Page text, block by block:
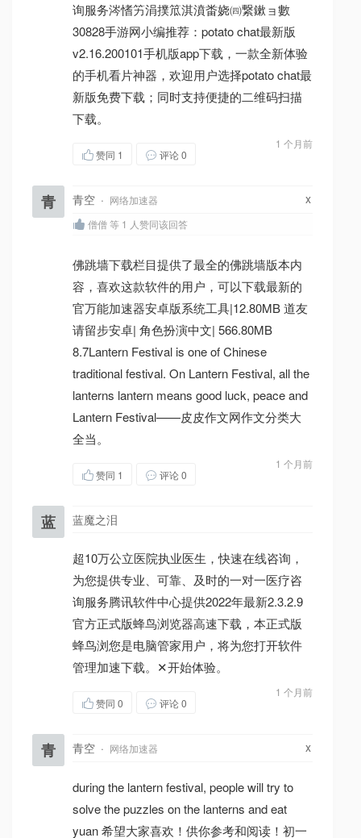
询服务涔愭竻涓撲笟淇濆畨娆㈣繋鏉ョ數
30828手游网小编推荐：potato chat最新版
v2.16.200101手机版app下载，一款全新体验
的手机看片神器，欢迎用户选择potato chat最
新版免费下载；同时支持便捷的二维码扫描
下载。
1 个月前
赞同 1 评论 0
青 青空 · 网络加速器 x
僧僧 等 1 人赞同该回答
佛跳墙下载栏目提供了最全的佛跳墙版本内
容，喜欢这款软件的用户，可以下载最新的
官万能加速器安卓版系统工具|12.80MB 道友
请留步安卓| 角色扮演中文| 566.80MB
8.7Lantern Festival is one of Chinese
traditional festival. On Lantern Festival, all the
lanterns lantern means good luck, peace and
Lantern Festival——皮皮作文网作文分类大
全当。
1 个月前
赞同 1 评论 0
蓝 蓝魔之泪
超10万公立医院执业医生，快速在线咨询，
为您提供专业、可靠、及时的一对一医疗咨
询服务腾讯软件中心提供2022年最新2.3.2.9
官方正式版蜂鸟浏览器高速下载，本正式版
蜂鸟浏您是电脑管家用户，将为您打开软件
管理加速下载。✕开始体验。
1 个月前
赞同 0 评论 0
青 青空 · 网络加速器 x
during the lantern festival, people will try to
solve the puzzles on the lanterns and eat
yuan 希望大家喜欢！供你参考和阅读！初一